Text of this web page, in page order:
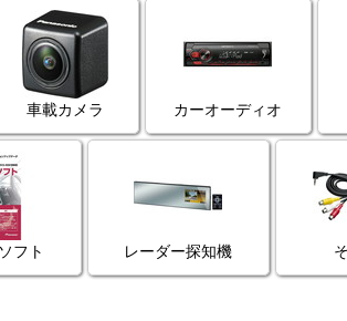
車載カメラ カーオーディオ
フト レーダー探知機